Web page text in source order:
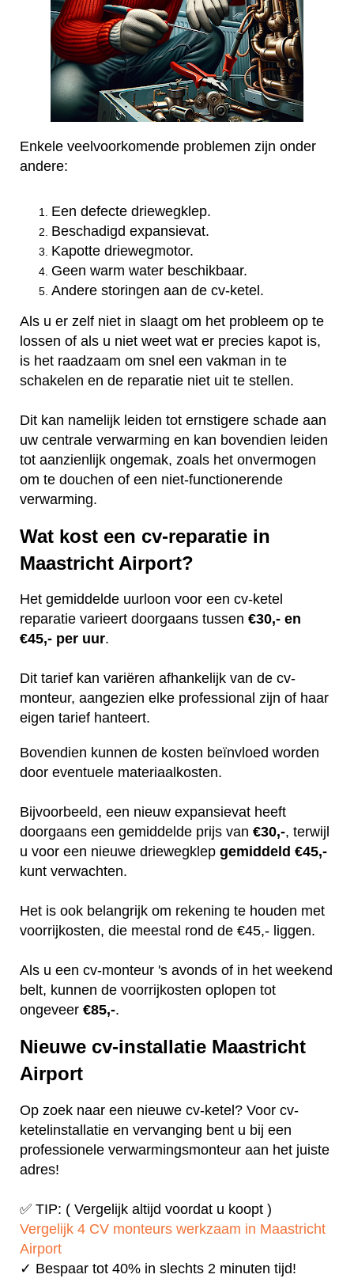
Enkele veelvoorkomende problemen zijn onder
andere:
Een defecte driewegklep.
Beschadigd expansievat.
Kapotte driewegmotor.
Geen warm water beschikbaar.
Andere storingen aan de cv-ketel.
Als u er zelf niet in slaagt om het probleem op te
lossen of als u niet weet wat er precies kapot is,
is het raadzaam om snel een vakman in te
schakelen en de reparatie niet uit te stellen.
Dit kan namelijk leiden tot ernstigere schade aan
uw centrale verwarming en kan bovendien leiden
tot aanzienlijk ongemak, zoals het onvermogen
om te douchen of een niet-functionerende
verwarming.
Wat kost een cv-reparatie in
Maastricht Airport?
Het gemiddelde uurloon voor een cv-ketel
reparatie varieert doorgaans tussen €30,- en
€45,- per uur.
Dit tarief kan variëren afhankelijk van de cv-
monteur, aangezien elke professional zijn of haar
eigen tarief hanteert.
Bovendien kunnen de kosten beïnvloed worden
door eventuele materiaalkosten.
Bijvoorbeeld, een nieuw expansievat heeft
doorgaans een gemiddelde prijs van €30,-, terwijl
u voor een nieuwe driewegklep gemiddeld €45,-
kunt verwachten.
Het is ook belangrijk om rekening te houden met
voorrijkosten, die meestal rond de €45,- liggen.
Als u een cv-monteur 's avonds of in het weekend
belt, kunnen de voorrijkosten oplopen tot
ongeveer €85,-.
Nieuwe cv-installatie Maastricht
Airport
Op zoek naar een nieuwe cv-ketel? Voor cv-
ketelinstallatie en vervanging bent u bij een
professionele verwarmingsmonteur aan het juiste
adres!
✅ TIP: ( Vergelijk altijd voordat u koopt )
Vergelijk 4 CV monteurs werkzaam in Maastricht
Airport
✓ Bespaar tot 40% in slechts 2 minuten tijd!